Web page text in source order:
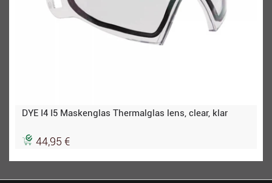
DYE I4 I5 Maskenglas Thermalglas lens, clear, klar
44,95 €